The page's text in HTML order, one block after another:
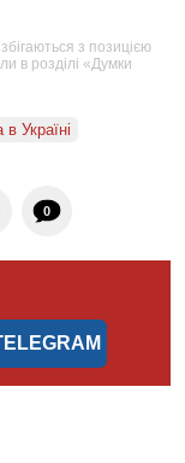
з позицією
в розділі «Думки
Україні
0